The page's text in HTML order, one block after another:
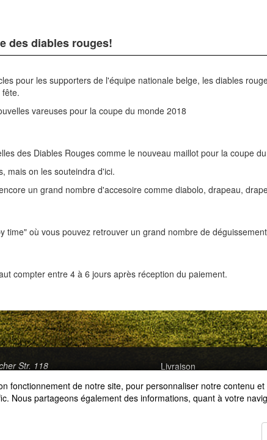
fonctionnement de notre site, pour personnaliser notre contenu
Nous partageons également des informations, quant à votre
des diables rouges!
pour les supporters de l'équipe nationale belge, les diables
vareuses pour la coupe du monde 2018
des Diables Rouges comme le nouveau maillot pour la coupe
mais on les souteindra d'ici.
un grand nombre d'accesoire comme diabolo, drapeau,
time" où vous pouvez retrouver un grand nombre de
compter entre 4 à 6 jours après réception du paiement.
Str. 118
784 858
Livraison
Paiement